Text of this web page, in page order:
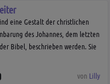
eine Gestalt der christlichen
des Johannes, dem letzten
Bibel, beschrieben werden. Sie
von Lilly